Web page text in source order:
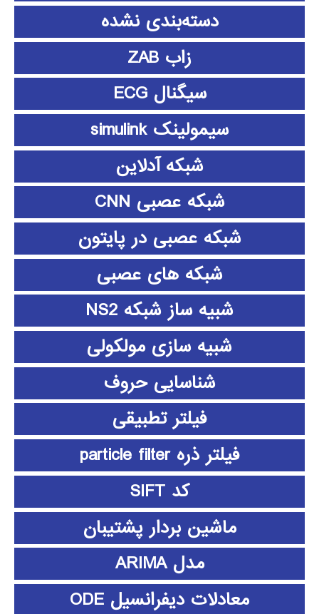
دسته‌بندی نشده
زاب ZAB
سیگنال ECG
سیمولینک simulink
شبکه آدلاین
شبکه عصبی CNN
شبکه عصبی در پایتون
شبکه های عصبی
شبیه ساز شبکه NS2
شبیه سازی مولکولی
شناسایی حروف
فیلتر تطبیقی
فیلتر ذره particle filter
کد SIFT
ماشین بردار پشتیبان
مدل ARIMA
معادلات دیفرانسیل ODE